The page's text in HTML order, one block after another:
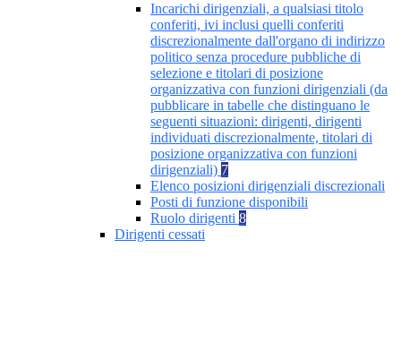
Incarichi dirigenziali, a qualsiasi titolo
conferiti, ivi inclusi quelli conferiti
discrezionalmente dall'organo di indirizzo
politico senza procedure pubbliche di
selezione e titolari di posizione
organizzativa con funzioni dirigenziali (da
pubblicare in tabelle che distinguano le
seguenti situazioni: dirigenti, dirigenti
individuati discrezionalmente, titolari di
posizione organizzativa con funzioni
dirigenziali) 7
Elenco posizioni dirigenziali discrezionali
Posti di funzione disponibili
Ruolo dirigenti 8
Dirigenti cessati